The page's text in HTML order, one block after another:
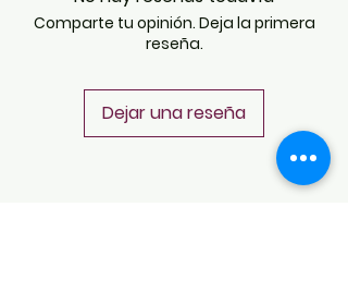
Comparte tu opinión. Deja la primera
reseña.
Dejar una reseña